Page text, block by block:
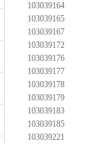
103039164
103039165
103039167
103039172
103039176
103039177
103039178
103039179
103039183
103039185
103039221